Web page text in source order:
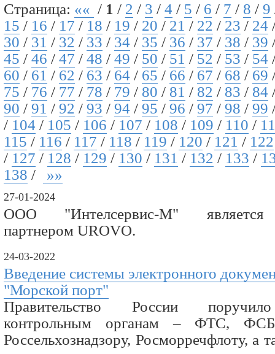
Страница: «« / 1 / 2 / 3 / 4 / 5 / 6 / 7 / 8 / 9
15 / 16 / 17 / 18 / 19 / 20 / 21 / 22 / 23 / 24
30 / 31 / 32 / 33 / 34 / 35 / 36 / 37 / 38 / 39
45 / 46 / 47 / 48 / 49 / 50 / 51 / 52 / 53 / 54
60 / 61 / 62 / 63 / 64 / 65 / 66 / 67 / 68 / 69
75 / 76 / 77 / 78 / 79 / 80 / 81 / 82 / 83 / 84
90 / 91 / 92 / 93 / 94 / 95 / 96 / 97 / 98 / 99
/ 104 / 105 / 106 / 107 / 108 / 109 / 110 /
115 / 116 / 117 / 118 / 119 / 120 / 121 / 122
/ 127 / 128 / 129 / 130 / 131 / 132 / 133 /
138 / »»
27-01-2024
ООО "Интелсервис-М" является
партнером UROVO.
24-03-2022
Введение системы электронного
"Морской порт"
Правительство России
контрольным органам – ФТС, ФСБ,
Россельхознадзору, Росморречфлоту, а